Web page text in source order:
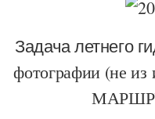
Задача летнего
фотографии (не из